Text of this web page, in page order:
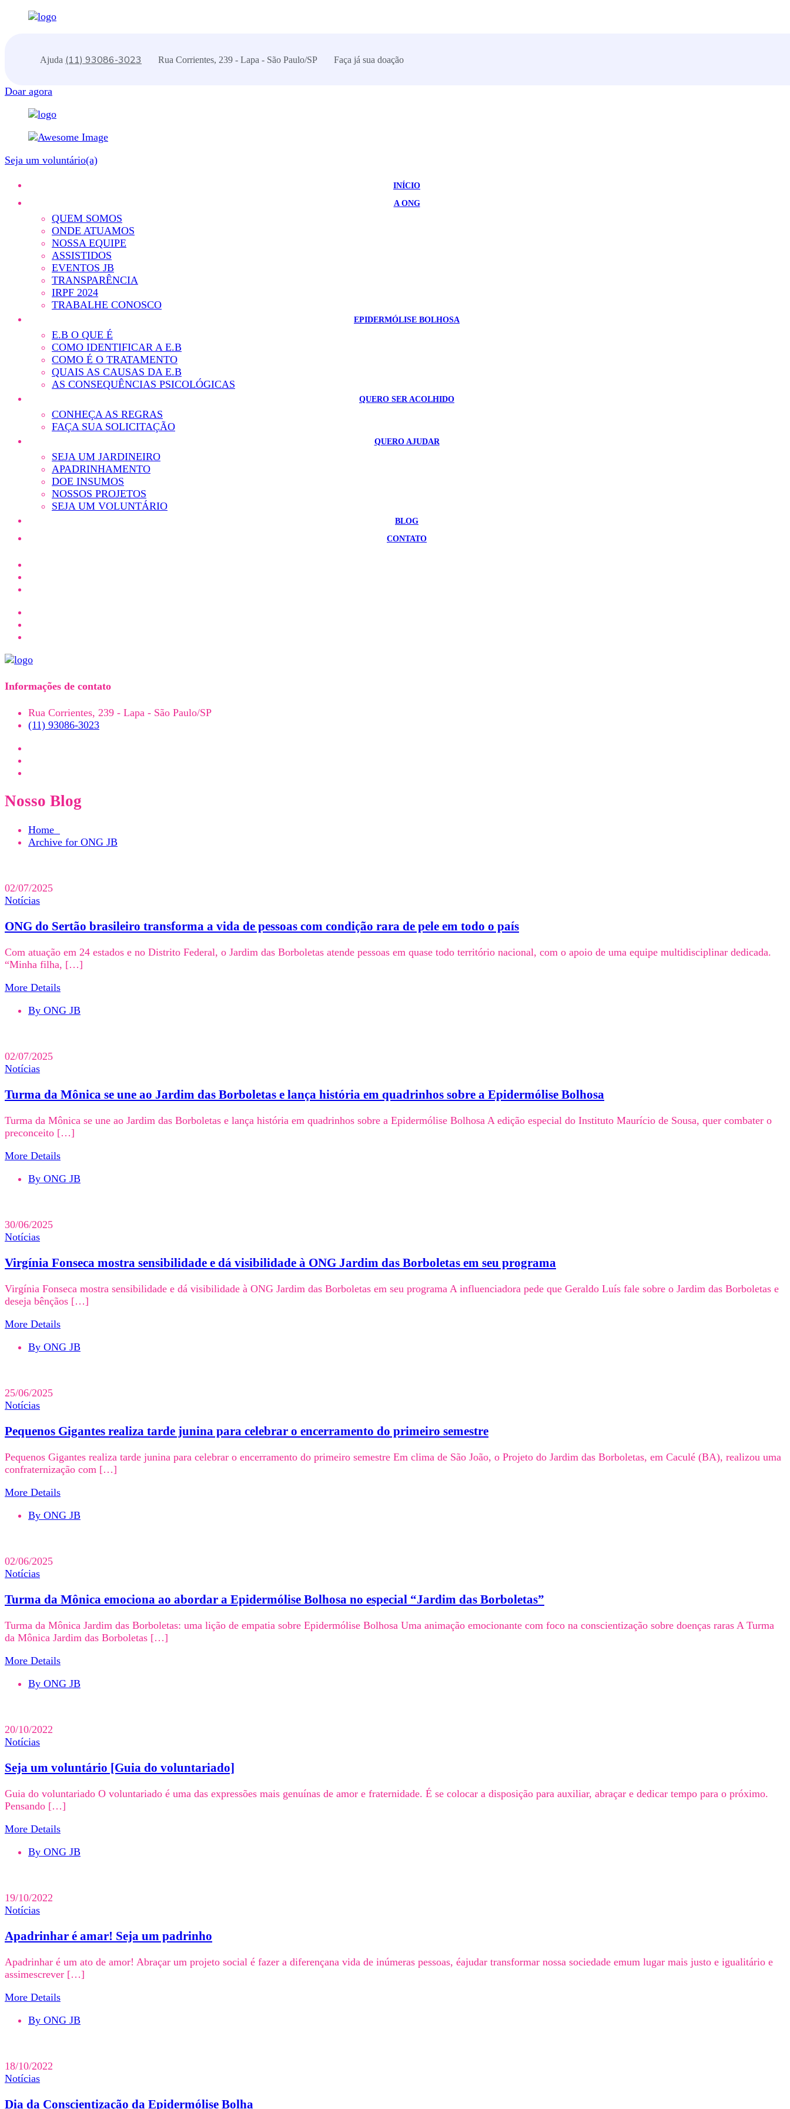
Ajuda (11) 93086-3023 Rua Corrientes, 239 - Lapa - São Paulo/SP Faça já sua doação
Doar agora
Seja um voluntário(a)
INÍCIO
A ONG
QUEM SOMOS
ONDE ATUAMOS
NOSSA EQUIPE
ASSISTIDOS
EVENTOS JB
TRANSPARÊNCIA
IRPF 2024
TRABALHE CONOSCO
EPIDERMÓLISE BOLHOSA
E.B O QUE É
COMO IDENTIFICAR A E.B
COMO É O TRATAMENTO
QUAIS AS CAUSAS DA E.B
AS CONSEQUÊNCIAS PSICOLÓGICAS
QUERO SER ACOLHIDO
CONHEÇA AS REGRAS
FAÇA SUA SOLICITAÇÃO
QUERO AJUDAR
SEJA UM JARDINEIRO
APADRINHAMENTO
DOE INSUMOS
NOSSOS PROJETOS
SEJA UM VOLUNTÁRIO
BLOG
CONTATO
Informações de contato
Rua Corrientes, 239 - Lapa - São Paulo/SP
(11) 93086-3023
Nosso Blog
Home
Archive for ONG JB
02/07/2025
Notícias
ONG do Sertão brasileiro transforma a vida de pessoas com condição rara de pele em todo o país
Com atuação em 24 estados e no Distrito Federal, o Jardim das Borboletas atende pessoas em quase todo território nacional, com o apoio de uma equipe multidisciplinar dedicada.
“Minha filha, […]
More Details
By ONG JB
02/07/2025
Notícias
Turma da Mônica se une ao Jardim das Borboletas e lança história em quadrinhos sobre a Epidermólise Bolhosa
Turma da Mônica se une ao Jardim das Borboletas e lança história em quadrinhos sobre a Epidermólise Bolhosa A edição especial do Instituto Maurício de Sousa, quer combater o
preconceito […]
More Details
By ONG JB
30/06/2025
Notícias
Virgínia Fonseca mostra sensibilidade e dá visibilidade à ONG Jardim das Borboletas em seu programa
Virgínia Fonseca mostra sensibilidade e dá visibilidade à ONG Jardim das Borboletas em seu programa A influenciadora pede que Geraldo Luís fale sobre o Jardim das Borboletas e
deseja bênçãos […]
More Details
By ONG JB
25/06/2025
Notícias
Pequenos Gigantes realiza tarde junina para celebrar o encerramento do primeiro semestre
Pequenos Gigantes realiza tarde junina para celebrar o encerramento do primeiro semestre Em clima de São João, o Projeto do Jardim das Borboletas, em Caculé (BA), realizou uma
confraternização com […]
More Details
By ONG JB
02/06/2025
Notícias
Turma da Mônica emociona ao abordar a Epidermólise Bolhosa no especial “Jardim das Borboletas”
Turma da Mônica Jardim das Borboletas: uma lição de empatia sobre Epidermólise Bolhosa Uma animação emocionante com foco na conscientização sobre doenças raras A Turma
da Mônica Jardim das Borboletas […]
More Details
By ONG JB
20/10/2022
Notícias
Seja um voluntário [Guia do voluntariado]
Guia do voluntariado O voluntariado é uma das expressões mais genuínas de amor e fraternidade. É se colocar a disposição para auxiliar, abraçar e dedicar tempo para o próximo.
Pensando […]
More Details
By ONG JB
19/10/2022
Notícias
Apadrinhar é amar! Seja um padrinho
Apadrinhar é um ato de amor! Abraçar um projeto social é fazer a diferençana vida de inúmeras pessoas, éajudar transformar nossa sociedade emum lugar mais justo e igualitário e
assimescrever […]
More Details
By ONG JB
18/10/2022
Notícias
Dia da Conscientização da Epidermólise Bolha